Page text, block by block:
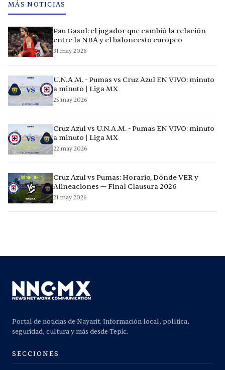
MÁS NOTICIAS
Pau Gasol: el jugador que cambió la relación
entre la NBA y el baloncesto europeo
31 may 2026
U.N.A.M. - Pumas vs Cruz Azul EN VIVO: minuto
a minuto | Liga MX
25 may 2026
Cruz Azul vs U.N.A.M. - Pumas EN VIVO: minuto
a minuto | Liga MX
22 may 2026
Cruz Azul vs Pumas: Horario, Dónde VER y
Alineaciones — Final Clausura 2026
21 may 2026
Portal de noticias de Nayarit. Información local, política,
seguridad, cultura y más desde Tepic.
SECCIONES